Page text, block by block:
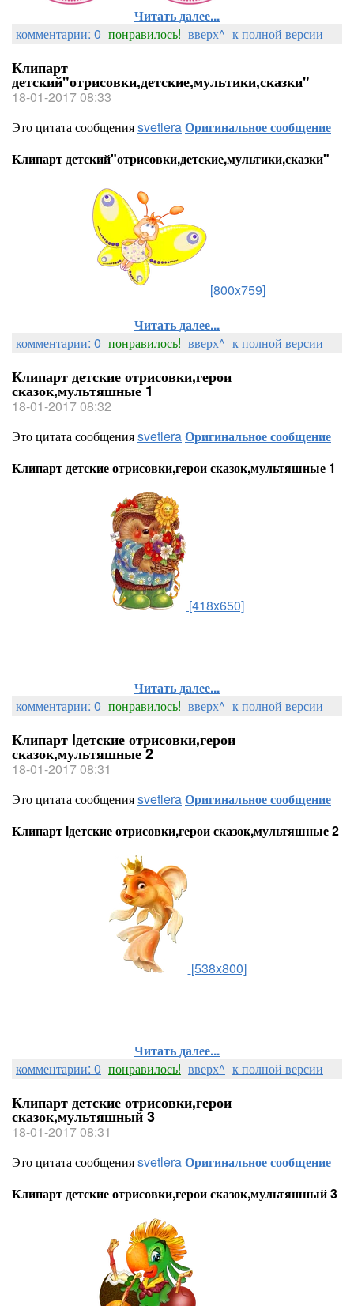
Читать далее...
комментарии: 0 понравилось! вверх^ к полной версии
Клипарт
детский"отрисовки,детские,мультики,сказки"
18-01-2017 08:33
Это цитата сообщенияsvetleraОригинальное сообщение
Клипарт детский"отрисовки,детские,мультики,сказки"
[800x759]
Читать далее...
комментарии: 0 понравилось! вверх^ к полной версии
Клипарт детские отрисовки,герои
сказок,мультяшные 1
18-01-2017 08:32
Это цитата сообщенияsvetleraОригинальное сообщение
Клипарт детские отрисовки,герои сказок,мультяшные 1
[418x650]
Читать далее...
комментарии: 0 понравилось! вверх^ к полной версии
Клипарт lдетские отрисовки,герои
сказок,мультяшные 2
18-01-2017 08:31
Это цитата сообщенияsvetleraОригинальное сообщение
Клипарт lдетские отрисовки,герои сказок,мультяшные 2
[538x800]
Читать далее...
комментарии: 0 понравилось! вверх^ к полной версии
Клипарт детские отрисовки,герои
сказок,мультяшный 3
18-01-2017 08:31
Это цитата сообщенияsvetleraОригинальное сообщение
Клипарт детские отрисовки,герои сказок,мультяшный 3